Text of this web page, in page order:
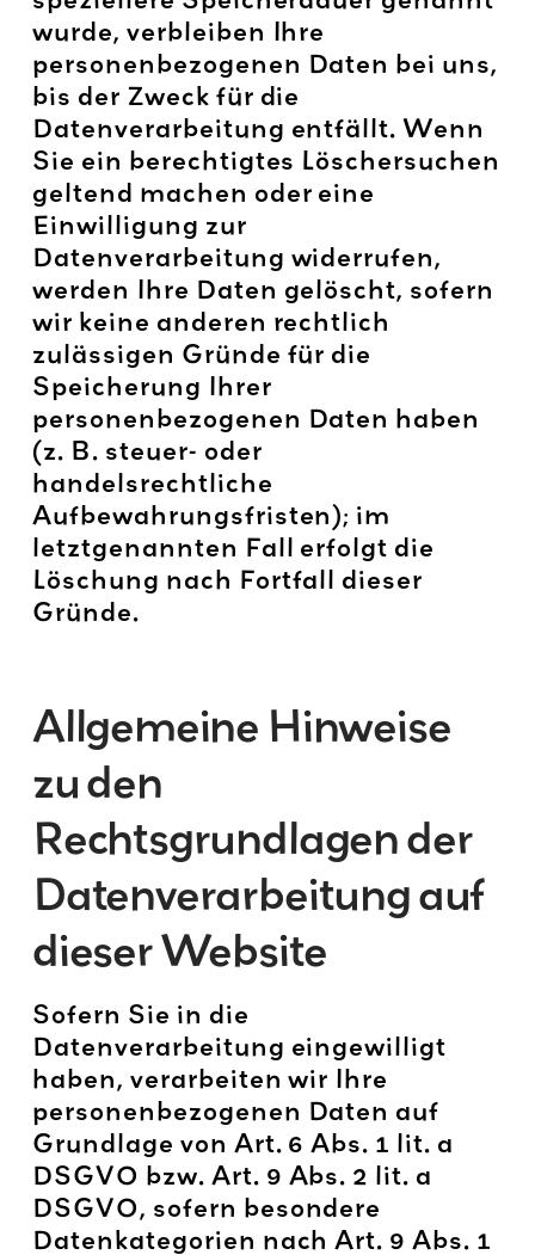
wurde, verbleiben Ihre
personenbezogenen Daten bei uns,
bis der Zweck für die
Datenverarbeitung entfällt. Wenn
Sie ein berechtigtes Löschersuchen
geltend machen oder eine
Einwilligung zur
Datenverarbeitung widerrufen,
werden Ihre Daten gelöscht, sofern
wir keine anderen rechtlich
zulässigen Gründe für die
Speicherung Ihrer
personenbezogenen Daten haben
(z. B. steuer- oder
handelsrechtliche
Aufbewahrungsfristen); im
letztgenannten Fall erfolgt die
Löschung nach Fortfall dieser
Gründe.
Allgemeine Hinweise
zu den
Rechtsgrundlagen der
Datenverarbeitung auf
dieser Website
Sofern Sie in die
Datenverarbeitung eingewilligt
haben, verarbeiten wir Ihre
personenbezogenen Daten auf
Grundlage von Art. 6 Abs. 1 lit. a
DSGVO bzw. Art. 9 Abs. 2 lit. a
DSGVO, sofern besondere
Datenkategorien nach Art. 9 Abs. 1